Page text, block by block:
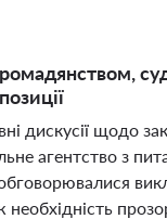
дискусії щодо
агентство з